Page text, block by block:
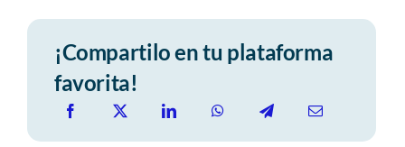
¡Compartilo en tu plataforma
favorita!